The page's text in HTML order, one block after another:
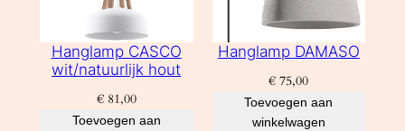
Hanglamp CASCO
wit/natuurlijk hout
€81,00
Toevoegen aan
Hanglamp DAMASO
€ 75,00
Toevoegen aan
winkelwagen